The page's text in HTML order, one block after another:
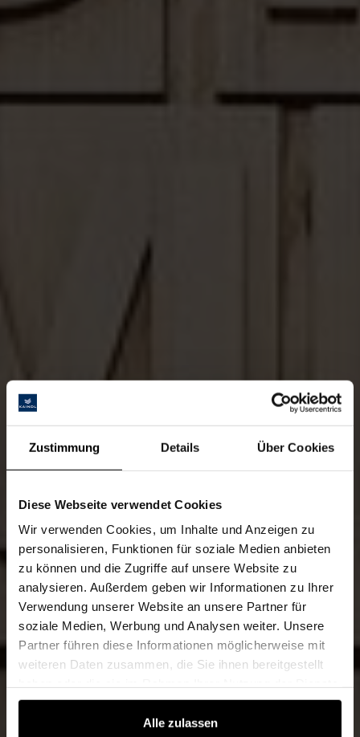
Zustimmung Details Über Cookies
Diese Webseite verwendet Cookies
Wir verwenden Cookies, um Inhalte und Anzeigen zu
personalisieren, Funktionen für soziale Medien anbieten
zu können und die Zugriffe auf unsere Website zu
analysieren. Außerdem geben wir Informationen zu Ihrer
Verwendung unserer Website an unsere Partner für
soziale Medien, Werbung und Analysen weiter. Unsere
Partner führen diese Informationen möglicherweise mit
weiteren Daten zusammen, die Sie ihnen bereitgestellt
gesammelt haben.
Alle zulassen